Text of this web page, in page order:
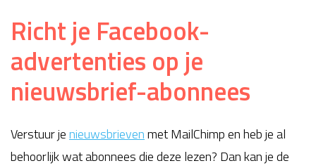
Richt je Facebook-
advertenties op je
nieuwsbrief-abonnees
Verstuur jenieuwsbrievenmet MailChimp en heb je al
behoorlijk wat abonnees die deze lezen? Dan kan je de